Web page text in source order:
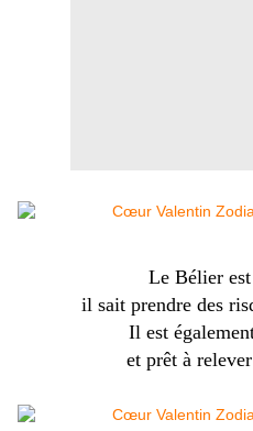
Le Bélier
il sait prendre des
Il est
et prêt à